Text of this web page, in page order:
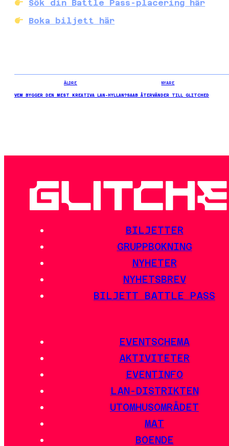
Sök din Battle Pass-placering här
Boka biljett här
ÄLDRE
VEM BYGGER DEN MEST KREATIVA LAN-HYLLAN?
NYARE
SAAB ÅTERVÄNDER TILL GLITCHED
BILJETTER
GRUPPBOKNING
NYHETER
NYHETSBREV
BILJETT BATTLE PASS
EVENTSCHEMA
AKTIVITETER
EVENTINFO
LAN-DISTRIKTEN
UTOMHUSOMRÅDET
MAT
BOENDE